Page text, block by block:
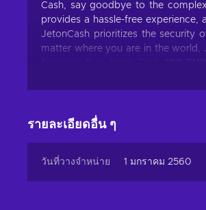
Cash, say goodbye to the
provides a hassle-free
JetonCash prioritizes the security
matter where you are in the world,
The Jeton Cash voucher can be
are some common uses:
รายละเอียดอื่น ๆ
วันที่วางจำหน่าย 1 มกราคม 2560